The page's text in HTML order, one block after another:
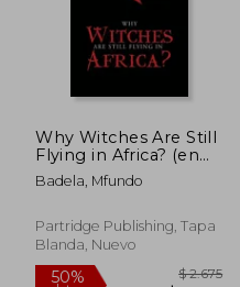
50%
dcto.
Why Witches Are Still
Flying in Africa? (en
Inglés)
Badela, Mfundo
Partridge Publishing, Tapa
Blanda, Nuevo